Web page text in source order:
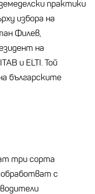
практики
избора на
Филев,
на
и ELTI. Той
българските
три сорта
с